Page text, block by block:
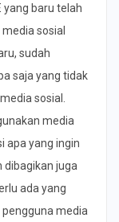
yang baru telah
sosial
sudah
saja yang tidak
sosial.
media
apa yang ingin
dibagikan juga
ada yang
media